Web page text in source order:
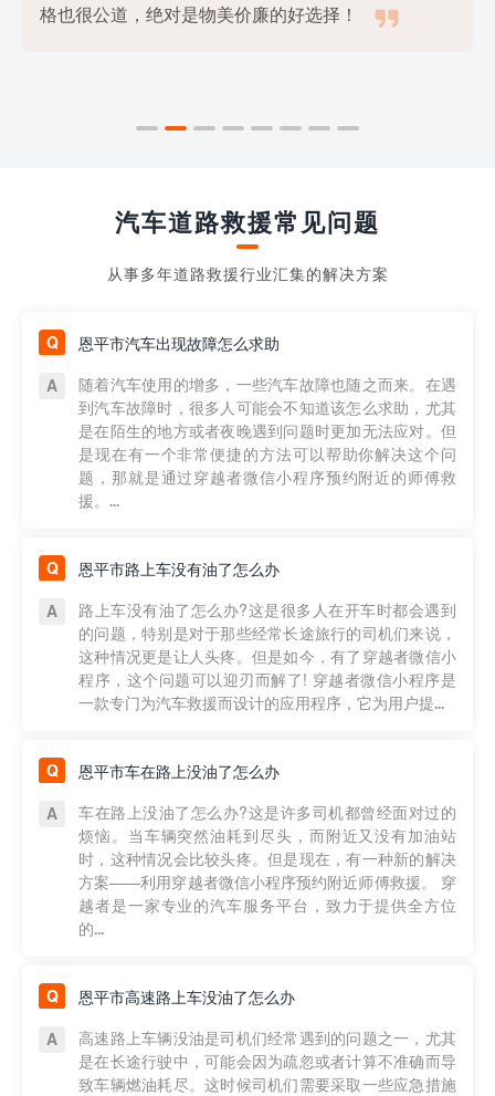
格也很公道，绝对是物美价廉的好选择！

汽车道路救援常见问题
从事多年道路救援行业汇集的解决方案
恩平市汽车出现故障怎么求助
随着汽车使用的增多，一些汽车故障也随之而来。在遇
到汽车故障时，很多人可能会不知道该怎么求助，尤其
是在陌生的地方或者夜晚遇到问题时更加无法应对。但
是现在有一个非常便捷的方法可以帮助你解决这个问
题，那就是通过穿越者微信小程序预约附近的师傅救
援。...
恩平市路上车没有油了怎么办
路上车没有油了怎么办?这是很多人在开车时都会遇到
的问题，特别是对于那些经常长途旅行的司机们来说，
这种情况更是让人头疼。但是如今，有了穿越者微信小
程序，这个问题可以迎刃而解了! 穿越者微信小程序是
一款专门为汽车救援而设计的应用程序，它为用户提...
恩平市车在路上没油了怎么办
车在路上没油了怎么办?这是许多司机都曾经面对过的
烦恼。当车辆突然油耗到尽头，而附近又没有加油站
时，这种情况会比较头疼。但是现在，有一种新的解决
方案——利用穿越者微信小程序预约附近师傅救援。 穿
越者是一家专业的汽车服务平台，致力于提供全方位
的...
恩平市高速路上车没油了怎么办
高速路上车辆没油是司机们经常遇到的问题之一，尤其
是在长途行驶中，可能会因为疏忽或者计算不准确而导
致车辆燃油耗尽。这时候司机们需要采取一些应急措施